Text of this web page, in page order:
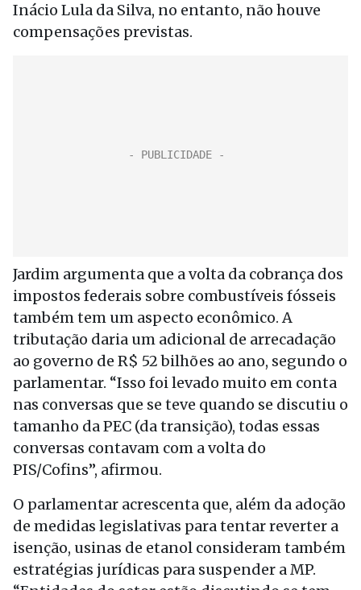
Inácio Lula da Silva, no entanto, não houve
compensações previstas.
Jardim argumenta que a volta da cobrança dos
impostos federais sobre combustíveis fósseis
também tem um aspecto econômico. A
tributação daria um adicional de arrecadação
ao governo de R$ 52 bilhões ao ano, segundo o
parlamentar. “Isso foi levado muito em conta
nas conversas que se teve quando se discutiu o
tamanho da PEC (da transição), todas essas
conversas contavam com a volta do
PIS/Cofins”, afirmou.
O parlamentar acrescenta que, além da adoção
de medidas legislativas para tentar reverter a
isenção, usinas de etanol consideram também
estratégias jurídicas para suspender a MP.